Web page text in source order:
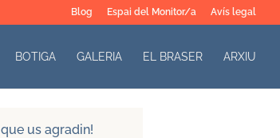
Blog Espai del Monitor/a Avís legal
BOTIGA GALERIA EL BRASER ARXIU
us agradin!